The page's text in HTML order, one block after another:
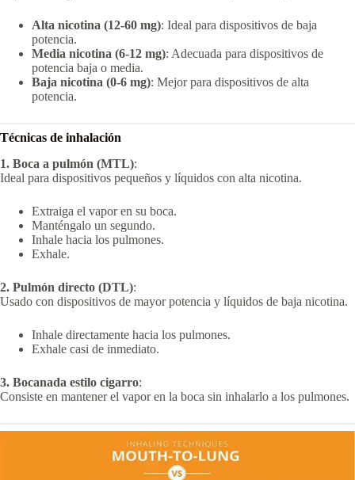
Alta nicotina (12-60 mg): Ideal para dispositivos de baja
potencia.
Media nicotina (6-12 mg): Adecuada para dispositivos de
potencia baja o media.
Baja nicotina (0-6 mg): Mejor para dispositivos de alta
potencia.
Técnicas de inhalación
1. Boca a pulmón (MTL):
Ideal para dispositivos pequeños y líquidos con alta nicotina.
Extraiga el vapor en su boca.
Manténgalo un segundo.
Inhale hacia los pulmones.
Exhale.
2. Pulmón directo (DTL):
Usado con dispositivos de mayor potencia y líquidos de baja nicotina.
Inhale directamente hacia los pulmones.
Exhale casi de inmediato.
3. Bocanada estilo cigarro:
Consiste en mantener el vapor en la boca sin inhalarlo a los pulmones.